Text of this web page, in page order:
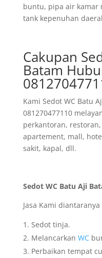
buntu, pipa air kamar
tank kepenuhan
Cakupan
Batam
Kami Sedot WC Batu
081270477110
perkantoran,
apartement, mall,
sakit, kapal, dll.
Sedot WC Batu Aji
Jasa Kami
Sedot tinja.
Melancarkan WC
Perbaikan tempat